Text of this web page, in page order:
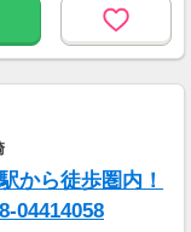
から徒歩圏内！
04414058